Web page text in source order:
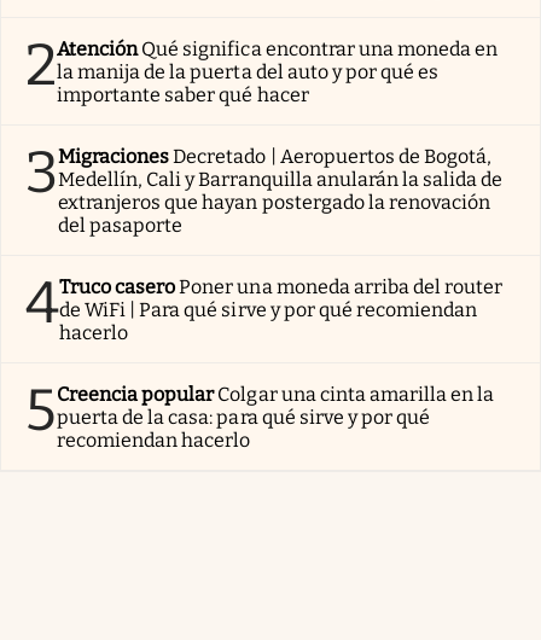
2AtenciónQué significa encontrar una moneda en
la manija de la puerta del auto y por qué es
importante saber qué hacer
3MigracionesDecretado | Aeropuertos de Bogotá,
Medellín, Cali y Barranquilla anularán la salida de
extranjeros que hayan postergado la renovación
del pasaporte
4Truco caseroPoner una moneda arriba del router
de WiFi | Para qué sirve y por qué recomiendan
hacerlo
5Creencia popularColgar una cinta amarilla en la
puerta de la casa: para qué sirve y por qué
recomiendan hacerlo